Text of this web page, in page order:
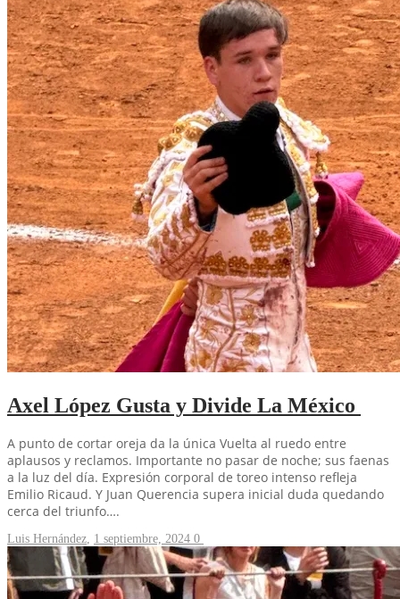
Axel López Gusta y Divide La México
A punto de cortar oreja da la única Vuelta al ruedo entre
aplausos y reclamos. Importante no pasar de noche; sus faenas
a la luz del día. Expresión corporal de toreo intenso refleja
Emilio Ricaud. Y Juan Querencia supera inicial duda quedando
cerca del triunfo….
Luis Hernández, 1 septiembre, 2024 0